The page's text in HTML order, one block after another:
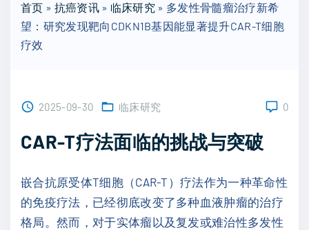
r
首页 » 抗癌资讯» 临床研究 » 多发性骨髓瘤治疗新希
望：研究发现靶向CDKN1B基因能显著提升CAR-T细胞
疗效
2025-09-30 临床研究 0
CAR-T疗法面临的挑战与突破
嵌合抗原受体T细胞（CAR-T）疗法作为一种革命性
的免疫疗法，已经彻底改变了多种血液肿瘤的治疗
格局。然而，对于实体瘤以及复发或难治性多发性